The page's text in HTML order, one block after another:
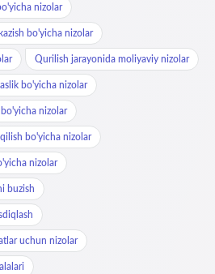
nizolar
bo'yicha nizolar
Qurilish jarayonida moliyaviy nizolar
bo'yicha nizolar
nizolar
bo'yicha nizolar
nizolar
buzish
uchun nizolar